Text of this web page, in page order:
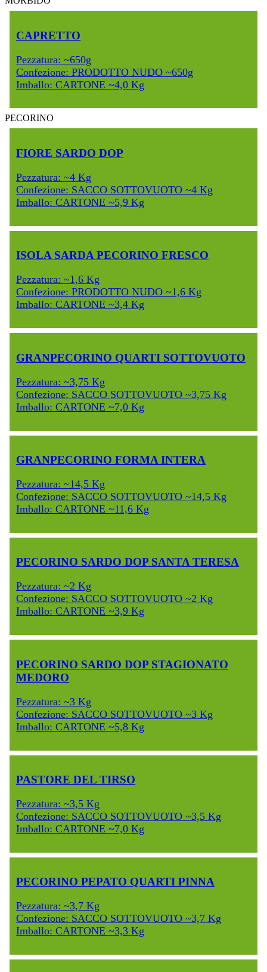
CAPRETTO
Pezzatura: ~650g
Confezione: PRODOTTO NUDO ~650g
Imballo: CARTONE ~4,0 Kg
PECORINO
FIORE SARDO DOP
Pezzatura: ~4 Kg
Confezione: SACCO SOTTOVUOTO ~4 Kg
Imballo: CARTONE ~5,9 Kg
ISOLA SARDA PECORINO FRESCO
Pezzatura: ~1,6 Kg
Confezione: PRODOTTO NUDO ~1,6 Kg
Imballo: CARTONE ~3,4 Kg
GRANPECORINO QUARTI SOTTOVUOTO
Pezzatura: ~3,75 Kg
Confezione: SACCO SOTTOVUOTO ~3,75 Kg
Imballo: CARTONE ~7,0 Kg
GRANPECORINO FORMA INTERA
Pezzatura: ~14,5 Kg
Confezione: SACCO SOTTOVUOTO ~14,5 Kg
Imballo: CARTONE ~11,6 Kg
PECORINO SARDO DOP SANTA TERESA
Pezzatura: ~2 Kg
Confezione: SACCO SOTTOVUOTO ~2 Kg
Imballo: CARTONE ~3,9 Kg
PECORINO SARDO DOP STAGIONATO
MEDORO
Pezzatura: ~3 Kg
Confezione: SACCO SOTTOVUOTO ~3 Kg
Imballo: CARTONE ~5,8 Kg
PASTORE DEL TIRSO
Pezzatura: ~3,5 Kg
Confezione: SACCO SOTTOVUOTO ~3,5 Kg
Imballo: CARTONE ~7,0 Kg
PECORINO PEPATO QUARTI PINNA
Pezzatura: ~3,7 Kg
Confezione: SACCO SOTTOVUOTO ~3,7 Kg
Imballo: CARTONE ~3,3 Kg